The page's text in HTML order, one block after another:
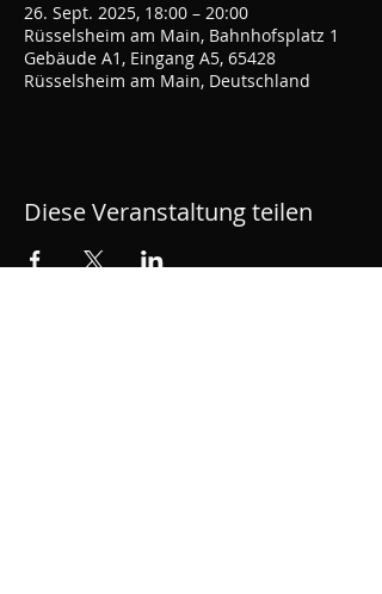
26. Sept. 2025, 18:00 – 20:00
Rüsselsheim am Main, Bahnhofsplatz 1
Gebäude A1, Eingang A5, 65428
Rüsselsheim am Main, Deutschland
Diese Veranstaltung teilen